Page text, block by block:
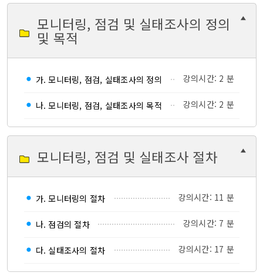
모니터링, 점검 및 실태조사의 정의
및 목적
가. 모니터링, 점검, 실태조사의 정의 강의시간: 2 분
나. 모니터링, 점검, 실태조사의 목적 강의시간: 2 분
모니터링, 점검 및 실태조사 절차
가. 모니터링의 절차 강의시간: 11 분
나. 점검의 절차 강의시간: 7 분
다. 실태조사의 절차 강의시간: 17 분